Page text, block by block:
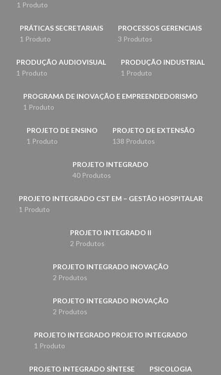
1 Produto
PRÁTICAS SECRETARIAIS
1 Produto
PROCESSOS GERENCIAIS
3 Produtos
PRODUÇÃO AUDIOVISUAL
1 Produto
PRODUÇÃO INDUSTRIAL
1 Produto
PROGRAMA DE INOVAÇÃO E EMPREENDEDORISMO
1 Produto
PROJETO DE ENSINO
1 Produto
PROJETO DE EXTENSÃO
138 Produtos
PROJETO INTEGRADO
40 Produtos
PROJETO INTEGRADO CST EM – GESTÃO HOSPITALAR
1 Produto
PROJETO INTEGRADO II
2 Produtos
PROJETO INTEGRADO INOVAÇÃO
2 Produtos
PROJETO INTEGRADO INOVAÇÃO
2 Produtos
PROJETO INTEGRADO PROJETO INTEGRADO
1 Produto
PROJETO INTEGRADO SÍNTESE
PSICOLOGIA